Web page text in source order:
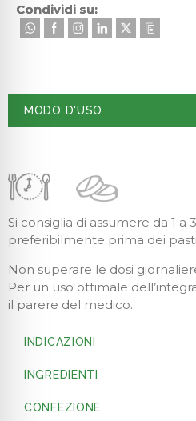
Condividi su:
MODO D'USO
Si consiglia di assumere da 1 a
preferibilmente prima dei
Non superare le dosi
Per un uso ottimale
il parere del medico.
INDICAZIONI
INGREDIENTI
CONFEZIONE